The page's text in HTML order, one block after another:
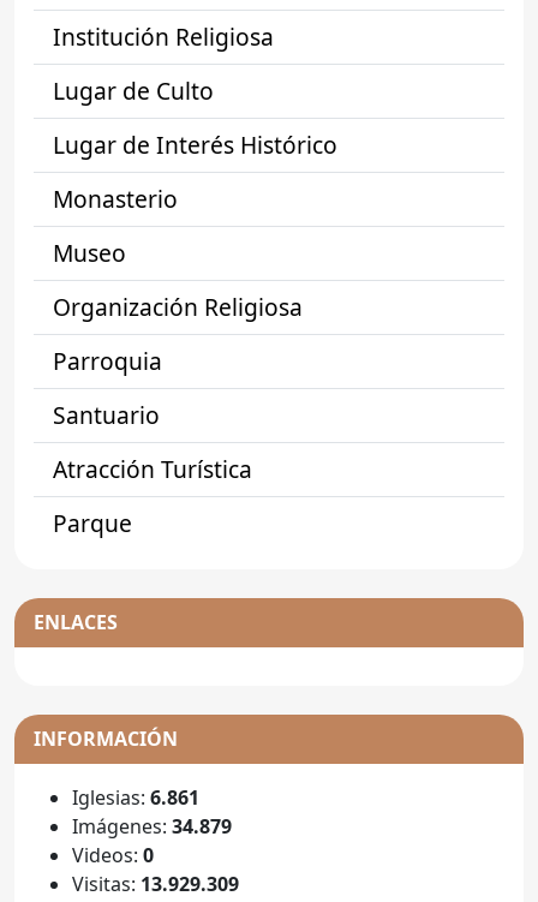
Institución Religiosa
Lugar de Culto
Lugar de Interés Histórico
Monasterio
Museo
Organización Religiosa
Parroquia
Santuario
Atracción Turística
Parque
ENLACES
INFORMACIÓN
Iglesias: 6.861
Imágenes: 34.879
Videos: 0
Visitas: 13.929.309